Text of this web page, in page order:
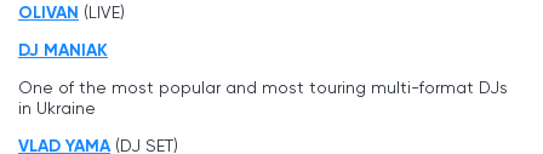
OLIVAN (LIVE)
DJ MANIAK
One of the most popular and most touring multi-format DJs
in Ukraine
VLAD YAMA (DJ SET)